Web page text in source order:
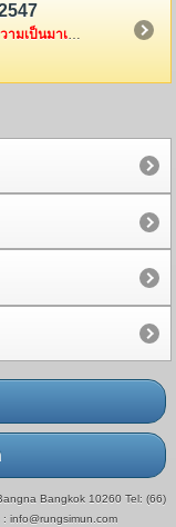
มาอัพเดทกระแสความเคลื่อนไหวความเป็นมาเป็นไปของทีมงานรังสิมันต์กันค่ะ ว่าพวกเค้าเหล่านี้ได้ไปทำอะไรกันมาบ้าง
Bangkok 10260 Tel: (66)
info@rungsimun.com